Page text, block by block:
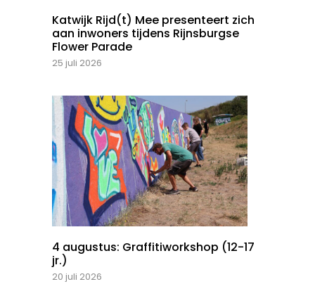
Katwijk Rijd(t) Mee presenteert zich
aan inwoners tijdens Rijnsburgse
Flower Parade
25 juli 2026
4 augustus: Graffitiworkshop (12-17
jr.)
20 juli 2026